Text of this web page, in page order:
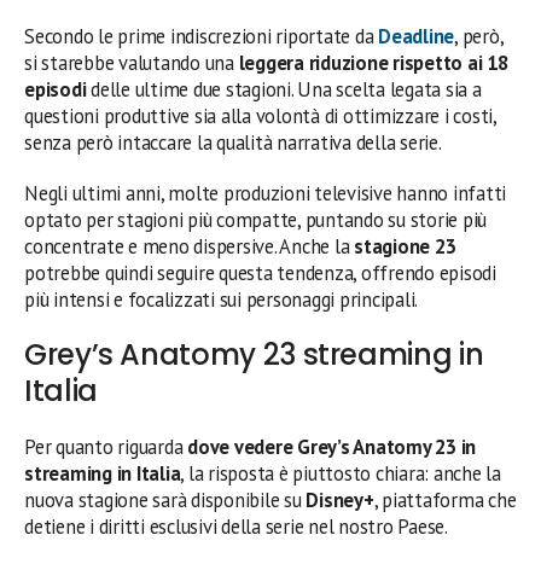
Secondo le prime indiscrezioni riportate daDeadline, però,
si starebbe valutando una leggera riduzione rispetto ai 18
episodidelle ultime due stagioni. Una scelta legata sia a
questioni produttive sia alla volontà di ottimizzare i costi,
senza però intaccare la qualità narrativa della serie.
Negli ultimi anni, molte produzioni televisive hanno infatti
optato per stagioni più compatte, puntando su storie più
concentrate e meno dispersive. Anche lastagione 23
potrebbe quindi seguire questa tendenza, offrendo episodi
più intensi e focalizzati sui personaggi principali.
Grey’s Anatomy 23 streaming in
Italia
Per quanto riguardadove vedere Grey’s Anatomy 23 in
streaming in Italia, la risposta è piuttosto chiara: anche la
nuova stagione sarà disponibile suDisney+, piattaforma che
detiene i diritti esclusivi della serie nel nostro Paese.